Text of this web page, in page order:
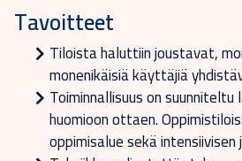
Tavoitteet
Tiloista haluttiin joustavat,
monenikäisiä käyttäjiä
Toiminnallisuus on
huomioon ottaen.
oppimisalue sekä